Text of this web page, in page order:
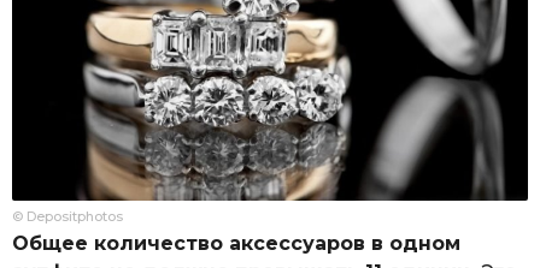
© Depositphotos
Общее количество аксессуаров в одном